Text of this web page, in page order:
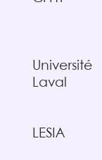
Université
Laval
LESIA